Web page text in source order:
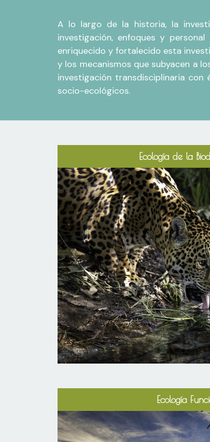
A lo largo de la historia, la
investigación, enfoques y
enriquecido y fortalecido esta
y los mecanismos que subyacen a
investigación transdisciplinaria
socio-ecológicos.
Ecología de la
Ecología